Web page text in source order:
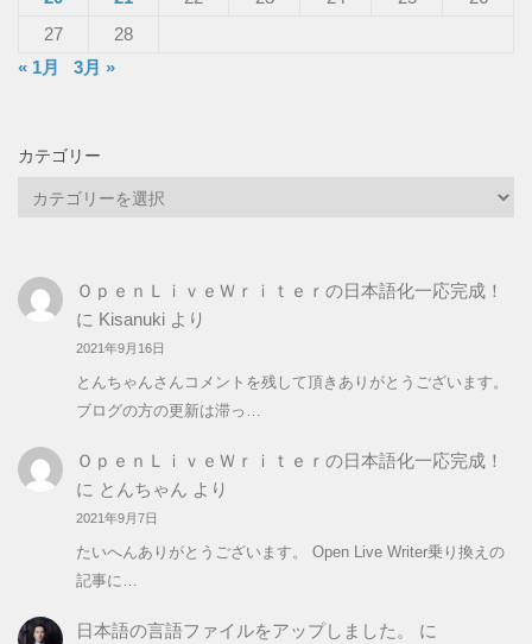
27
28
« 1月
3月 »
カテゴリー
リ
ー
ＯｐｅｎＬｉｖｅＷｒｉｔｅｒの日本語化一応完成！
に Kisanukiより
2021年9月16日
とんちゃんさんコメントを残して頂きありがとうございます。
ブログの方の更新は滞っ…
ＯｐｅｎＬｉｖｅＷｒｉｔｅｒの日本語化一応完成！
に とんちゃん より
2021年9月7日
たいへんありがとうございます。 Open Live Writer乗り換えの
記事に…
日本語の言語ファイルをアップしました。
に